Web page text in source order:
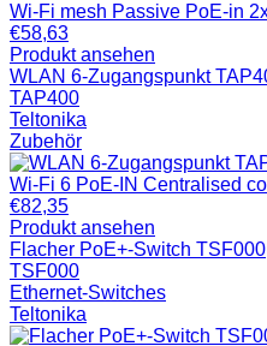
Wi-Fi mesh Passive PoE-in
€58,63
Produkt ansehen
WLAN 6-Zugangspunkt
TAP400
Teltonika
Zubehör
Wi-Fi 6 PoE-IN Centralised
€82,35
Produkt ansehen
Flacher PoE+-Switch TSF000
TSF000
Ethernet-Switches
Teltonika